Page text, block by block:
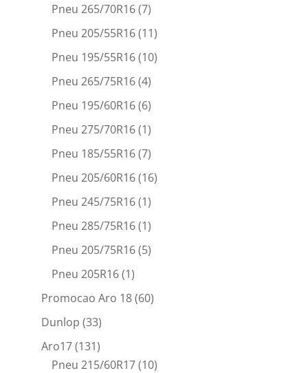
Pneu 265/70R16(7)
Pneu 205/55R16(11)
Pneu 195/55R16(10)
Pneu 265/75R16(4)
Pneu 195/60R16(6)
Pneu 275/70R16(1)
Pneu 185/55R16(7)
Pneu 205/60R16(16)
Pneu 245/75R16(1)
Pneu 285/75R16(1)
Pneu 205/75R16(5)
Pneu 205R16(1)
Promocao Aro 18(60)
Dunlop (33)
Aro17(131)
Pneu 215/60R17(10)